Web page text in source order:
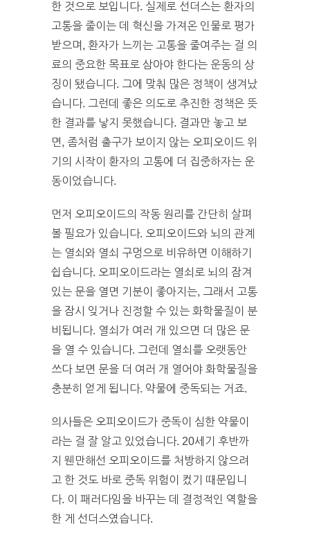
한 것으로 보입니다. 실제로 선더스는 환자의
고통을 줄이는 데 혁신을 가져온 인물로 평가
받으며, 환자가 느끼는 고통을 줄여주는 걸 의
료의 중요한 목표로 삼아야 한다는 운동의 상
징이 됐습니다. 그에 맞춰 많은 정책이 생겨났
습니다. 그런데 좋은 의도로 추진한 정책은 뜻
한 결과를 낳지 못했습니다. 결과만 놓고 보
면, 좀처럼 출구가 보이지 않는 오피오이드 위
기의 시작이 환자의 고통에 더 집중하자는 운
동이었습니다.
먼저 오피오이드의 작동 원리를 간단히 살펴
볼 필요가 있습니다. 오피오이드와 뇌의 관계
는 열쇠와 열쇠 구멍으로 비유하면 이해하기
쉽습니다. 오피오이드라는 열쇠로 뇌의 잠겨
있는 문을 열면 기분이 좋아지는, 그래서 고통
을 잠시 잊거나 진정할 수 있는 화학물질이 분
비됩니다. 열쇠가 여러 개 있으면 더 많은 문
을 열 수 있습니다. 그런데 열쇠를 오랫동안
쓰다 보면 문을 더 여러 개 열어야 화학물질을
충분히 얻게 됩니다. 약물에 중독되는 거죠.
의사들은 오피오이드가 중독이 심한 약물이
라는 걸 잘 알고 있었습니다. 20세기 후반까
지 웬만해선 오피오이드를 처방하지 않으려
고 한 것도 바로 중독 위험이 컸기 때문입니
다. 이 패러다임을 바꾸는 데 결정적인 역할을
한 게 선더스였습니다.